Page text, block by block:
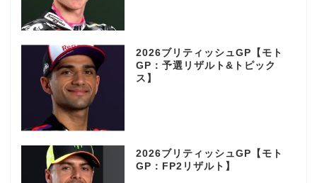
2026ブリティッシュGP【モト
GP：予選リザルト&トピック
ス】
2026ブリティッシュGP【モト
GP：FP2リザルト】